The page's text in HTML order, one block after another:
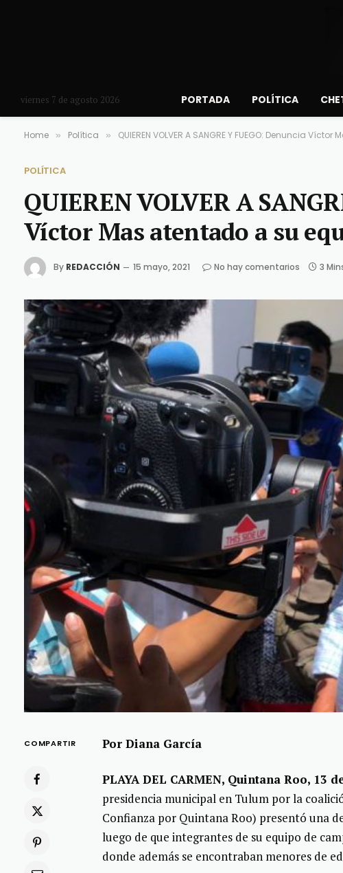
viernes 7 de agosto 2026 PORTADA POLÍTICA
Home » Política » QUIEREN VOLVER A SANGRE Y FUEGO: Denuncia
POLÍTICA
QUIEREN VOLVER A
Víctor Mas atentado a su
By REDACCIÓN 15 mayo, 2021 No hay comentarios 3
COMPARTIR Por Diana García
PLAYA DEL CARMEN, Quintana Roo, 13
presidencia municipal en Tulum por la
Confianza por Quintana Roo) presentó una
luego de que integrantes de su equipo de
donde además se encontraban menores de